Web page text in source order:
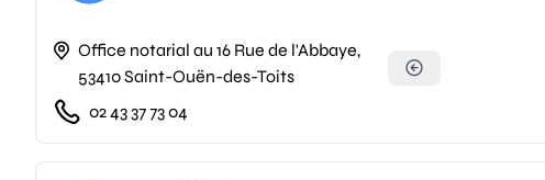
Office notarial au 16 Rue de l'Abbaye,
53410 Saint-Ouën-des-Toits
02 43 37 73 04